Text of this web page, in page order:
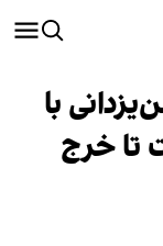
با
تا خرج